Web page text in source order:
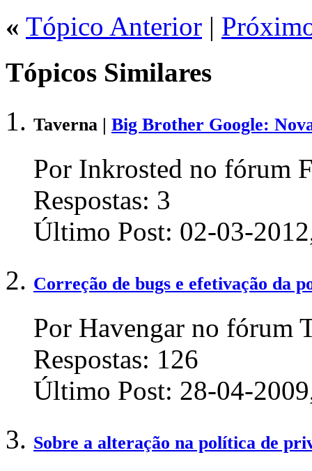
« Tópico Anterior |
Tópicos Similares
Taverna | Big Brother Google:
Por Inkrosted no fórum
Respostas: 3
Último Post: 02-03-
Correção de bugs e efetivação da
Por Havengar no fórum
Respostas: 126
Último Post: 28-04-
Sobre a alteração na política de